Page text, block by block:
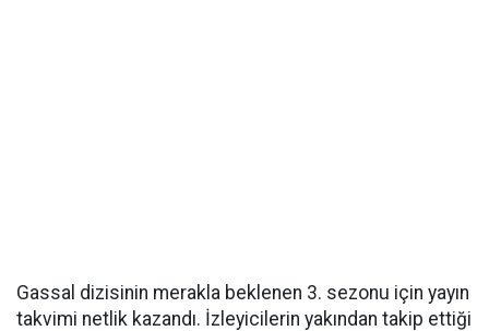
Gassal dizisinin merakla beklenen 3. sezonu için yayın
takvimi netlik kazandı. İzleyicilerin yakından takip ettiği